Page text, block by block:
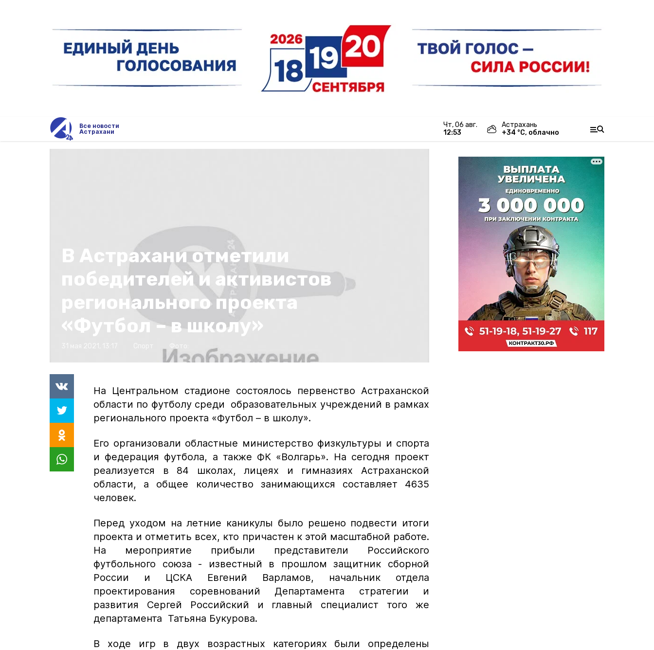
Все новости
Астрахани
чт, 06 авг.
12:53
Астрахань
+34 °С, облачно
В Астрахани отметили
победителей и активистов
регионального проекта
«Футбол – в школу»
На Центральном стадионе состоялось первенство Астраханской
области по футболу среди образовательных учреждений в рамках
регионального проекта «Футбол – в школу».
Его организовали областные министерство физкультуры и спорта
и федерация футбола, а также ФК «Волгарь». На сегодня проект
реализуется в 84 школах, лицеях и гимназиях Астраханской
области, а общее количество занимающихся составляет 4635
человек.
Перед уходом на летние каникулы было решено подвести итоги
проекта и отметить всех, кто причастен к этой масштабной работе.
На мероприятие прибыли представители Российского
футбольного союза - известный в прошлом защитник сборной
России и ЦСКА Евгений Варламов, начальник отдела
проектирования соревнований Департамента стратегии и
развития Сергей Российский и главный специалист того же
департамента Татьяна Букурова.
В ходе игр в двух возрастных категориях были определены